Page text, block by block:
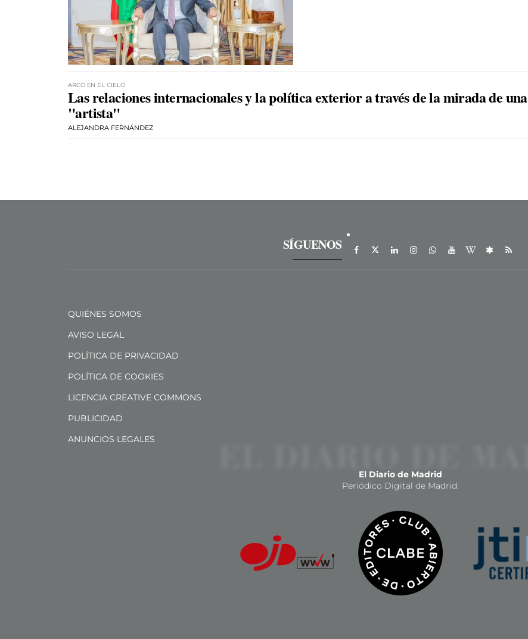
ARCO EN EL CIELO
Las relaciones internacionales y la política exterior a través de la mirada de una
"artista"
ALEJANDRA FERNÁNDEZ
SÍGUENOS
QUIÉNES SOMOS
AVISO LEGAL
POLÍTICA DE PRIVACIDAD
POLÍTICA DE COOKIES
LICENCIA CREATIVE COMMONS
PUBLICIDAD
ANUNCIOS LEGALES
El Diario de Madrid
Periódico Digital de Madrid.